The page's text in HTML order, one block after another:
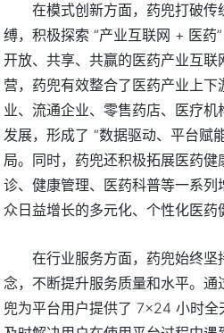
在模式创新方面，药兜打破
缚，积极探索 “产业互联网 + 医药
开放、共享、共赢的医药产业互
营，药兜有效整合了医药产业上
业、流通企业、零售药店、医疗
发展，形成了 “数据驱动、平台赋
局。同时，药兜还积极拓展医药
诊、健康管理、医药科普等一系
众日益增长的多元化、个性化医药
在行业服务方面，药兜始终
念，不断提升服务质量和水平。
兜为平台用户提供了 7×24 小时全